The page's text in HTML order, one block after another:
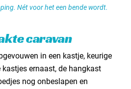
Nét voor het een bende wordt.
caravan
in een kastje, keurige
ernaast, de hangkast
nog onbeslapen en